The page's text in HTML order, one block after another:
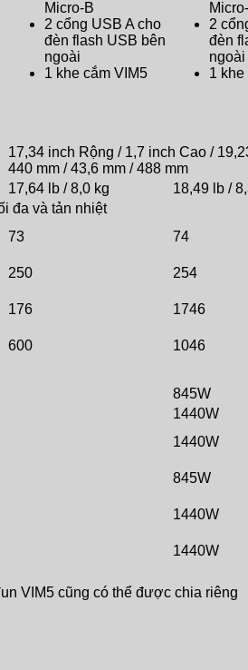
Micro-B
2 cổng USB A cho
đèn flash USB bên
ngoài
1 khe cắm VIM5
2
đèn
ngoài
1 khe
17,34 inch Rộng / 1,7 inch Cao /
440 mm / 43,6 mm / 488 mm
17,64 lb / 8,0 kg
18,49 lb /
đa và tản nhiệt
73
74
250
254
176
1746
600
1046
845W
1440W
1440W
845W
1440W
1440W
VIM5 cũng có thể được chia riêng